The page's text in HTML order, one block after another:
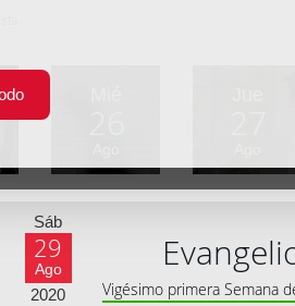
Sáb
29
Ago
2020 Vigésimo primera Semana